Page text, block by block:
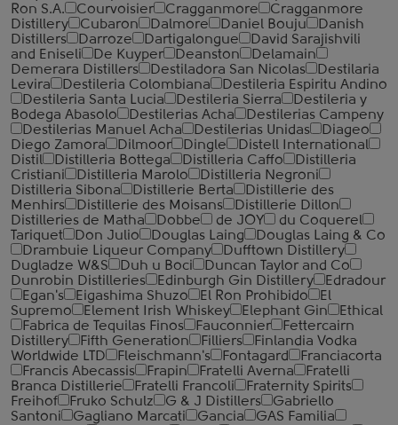
Ron S.A.
Courvoisier Cragganmore
Cragganmore
Distillery
Cubaron Dalmore Daniel Bouju
Danish
Distillers
Darroze Dartigalongue
David Sarajishvili
and Eniseli
De Kuyper Deanston
Delamain
Demerara Distillers
Destiladora San Nicolas
Destilaria
Levira
Destileria Colombiana
Destileria Espiritu Andino
Destileria Santa Lucia
Destileria Sierra
Destileria y
Bodega Abasolo
Destilerias Acha
Destilerias Campeny
Destilerias Manuel Acha
Destilerias Unidas
Diageo
Diego Zamora
Dilmoor Dingle
Distell International
Distil
Distilleria Bottega Distilleria Caffo
Distilleria
Cristiani
Distilleria Marolo
Distilleria Negroni
Distilleria Sibona
Distillerie Berta
Distillerie des
Menhirs
Distillerie des Moisans
Distillerie Dillon
Distilleries de Matha
Dobbe de JOY
du Coquerel
Tariquet
Don Julio Douglas Laing
Douglas Laing & Co
Drambuie Liqueur Company
Dufftown Distillery
Dugladze W&S
Duh u Boci
Duncan Taylor and Co
Dunrobin Distilleries
Edinburgh Gin Distillery
Edradour
Egan's
Eigashima Shuzo El Ron Prohibido
El
Supremo
Element Irish Whiskey Elephant Gin
Ethical
Fabrica de Tequilas Finos
Fauconnier
Fettercairn
Distillery
Fifth Generation Filliers
Finlandia Vodka
Worldwide LTD
Fleischmann's Fontagard
Franciacorta
Francis Abecassis
Frapin Fratelli Averna
Fratelli
Branca Distillerie
Fratelli ‎Francoli
Fraternity Spirits
Freihof
Fruko Schulz G & J Distillers
Gabriello
Santoni
Gagliano Marcati Gancia
GAS Familia